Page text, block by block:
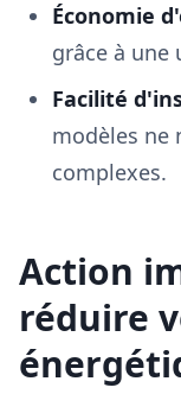
Économie
grâce à une
Facilité
modèles ne
complexes.
Action
réduire